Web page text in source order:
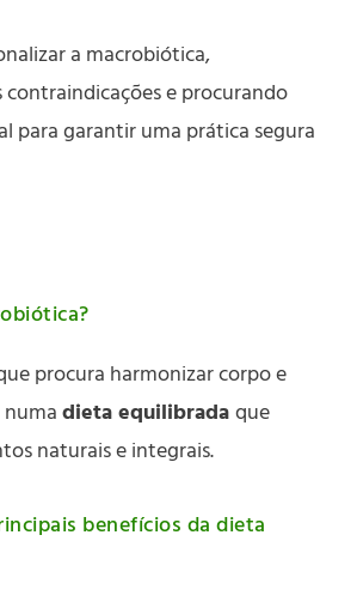
a macrobiótica,
contraindicações e procurando
para garantir uma prática segura
procura harmonizar corpo e
dieta equilibradaque
naturais e integrais.
benefícios da dieta